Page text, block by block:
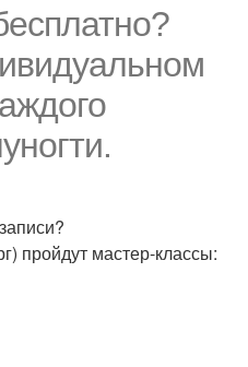
пройдут мастер-классы: